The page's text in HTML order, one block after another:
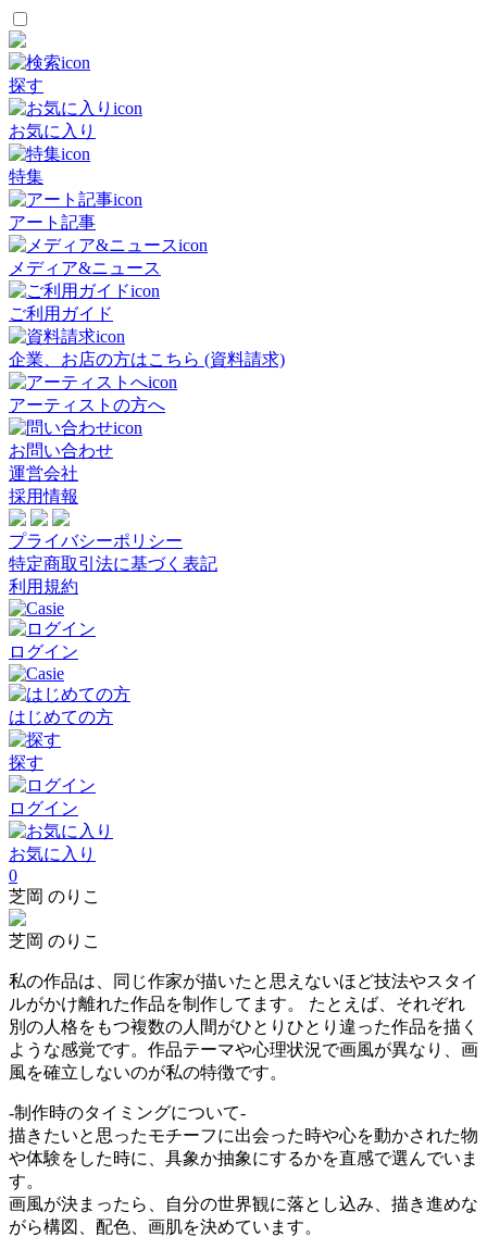
探す
お気に入り
特集
アート記事
メディア&ニュース
ご利用ガイド
企業、お店の方はこちら (資料請求)
アーティストの方へ
お問い合わせ
運営会社
採用情報
プライバシーポリシー
特定商取引法に基づく表記
利用規約
ログイン
はじめての方
探す
ログイン
お気に入り
0
芝岡 のりこ
芝岡 のりこ
私の作品は、同じ作家が描いたと思えないほど技法やスタイ
ルがかけ離れた作品を制作してます。 たとえば、それぞれ
別の人格をもつ複数の人間がひとりひとり違った作品を描く
ような感覚です。作品テーマや心理状況で画風が異なり、画
風を確立しないのが私の特徴です。
-制作時のタイミングについて-
描きたいと思ったモチーフに出会った時や心を動かされた物
や体験をした時に、具象か抽象にするかを直感で選んでいま
す。
画風が決まったら、自分の世界観に落とし込み、描き進めな
がら構図、配色、画肌を決めています。